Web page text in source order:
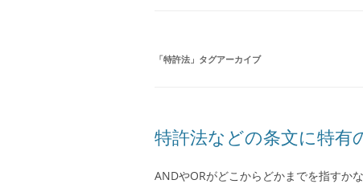
「特許法 」タグアーカイブ
特許法などの条文に特有
ANDやORがどこからどかまでを指すか